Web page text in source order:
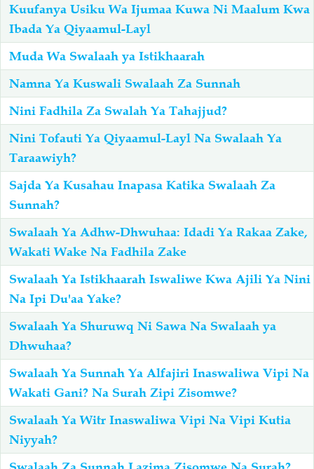
Kuufanya Usiku Wa Ijumaa Kuwa Ni Maalum Kwa
Ibada Ya Qiyaamul-Layl
Muda Wa Swalaah ya Istikhaarah
Namna Ya Kuswali Swalaah Za Sunnah
Nini Fadhila Za Swalah Ya Tahajjud?
Nini Tofauti Ya Qiyaamul-Layl Na Swalaah Ya
Taraawiyh?
Sajda Ya Kusahau Inapasa Katika Swalaah Za
Sunnah?
Swalaah Ya Adhw-Dhwuhaa: Idadi Ya Rakaa Zake,
Wakati Wake Na Fadhila Zake
Swalaah Ya Istikhaarah Iswaliwe Kwa Ajili Ya Nini
Na Ipi Du'aa Yake?
Swalaah Ya Shuruwq Ni Sawa Na Swalaah ya
Dhwuhaa?
Swalaah Ya Sunnah Ya Alfajiri Inaswaliwa Vipi Na
Wakati Gani? Na Surah Zipi Zisomwe?
Swalaah Ya Witr Inaswaliwa Vipi Na Vipi Kutia
Niyyah?